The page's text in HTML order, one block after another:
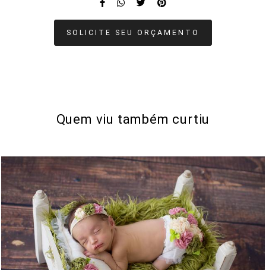
SOLICITE SEU ORÇAMENTO
Quem viu também curtiu